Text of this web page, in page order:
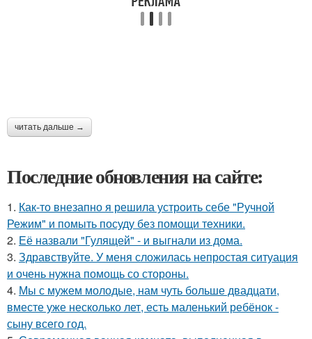
читать дальше →
Последние обновления на сайте:
1. Как-то внезапно я решила устроить себе "Ручной
Режим" и помыть посуду без помощи техники.
2. Её назвали "Гулящей" - и выгнали из дома.
3. Здравствуйте. У меня сложилась непростая ситуация
и очень нужна помощь со стороны.
4. Мы с мужем молодые, нам чуть больше двадцати,
вместе уже несколько лет, есть маленький ребёнок -
сыну всего год.